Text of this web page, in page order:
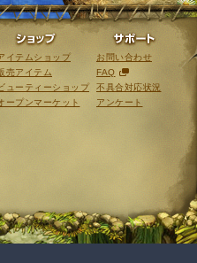
ライブラリ ショップ
イテムショップ
売アイテム
ューティーショップ
ープンマーケット
お問い合わせ
FAQ
不具合対応状況
アンケート